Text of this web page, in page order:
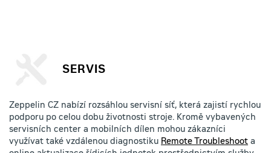
SERVIS
Zeppelin CZ nabízí rozsáhlou servisní síť, která zajistí rychlou
podporu po celou dobu životnosti stroje. Kromě vybavených
servisních center a mobilních dílen mohou zákazníci
využívat také vzdálenou diagnostiku Remote Troubleshoot a